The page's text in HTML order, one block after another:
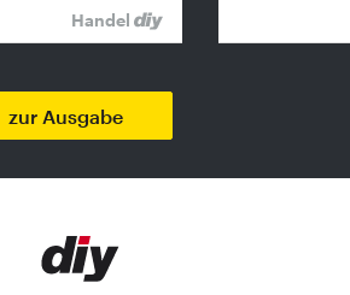
Handel
zur Ausgabe